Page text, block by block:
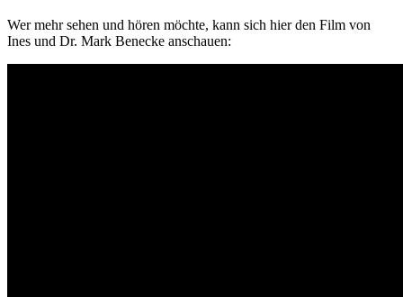
Wer mehr sehen und hören möchte, kann sich hier den Film von
Ines und Dr. Mark Benecke anschauen: